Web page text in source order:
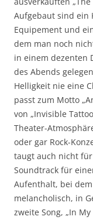
Aufgebaut sind ein
Equipement und
dem man noch
in einem dezenten
des Abends
Helligkeit nie eine
passt zum Motto
von „Invisible
Theater-
oder gar Rock-
taugt auch nicht
Soundtrack für
Aufenthalt, bei
melancholisch, in
zweite Song, „In